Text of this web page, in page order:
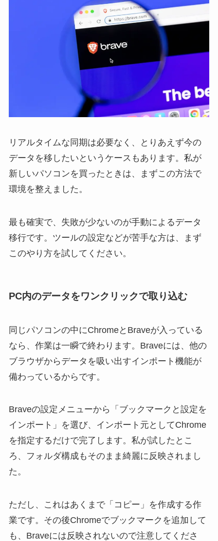
リアルタイムな同期は必要なく、とりあえず今の
データを移したいというケースもあります。私が
新しいパソコンを買ったときは、まずこの方法で
環境を整えました。
最も確実で、失敗が少ないのが手動によるデータ
移行です。ツールの設定などが苦手な方は、まず
このやり方を試してください。
PC内のデータをワンクリックで取り込む
同じパソコンの中にChromeとBraveが入っている
なら、作業は一瞬で終わります。Braveには、他の
ブラウザからデータを吸い出すインポート機能が
備わっているからです。
Braveの設定メニューから「ブックマークと設定を
インポート」を選び、インポート元としてChrome
を指定するだけで完了します。私が試したとこ
ろ、フォルダ構成もそのまま綺麗に反映されまし
た。
ただし、これはあくまで「コピー」を作成する作
業です。その後Chromeでブックマークを追加して
も、Braveには反映されないので注意してくださ